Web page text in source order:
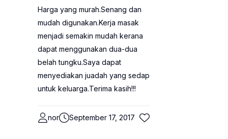
Harga yang murah.Senang dan
mudah digunakan.Kerja masak
menjadi semakin mudah kerana
dapat menggunakan dua-dua
belah tungku.Saya dapat
menyediakan juadah yang sedap
untuk keluarga.Terima kasih!!!
nor September 17, 2017